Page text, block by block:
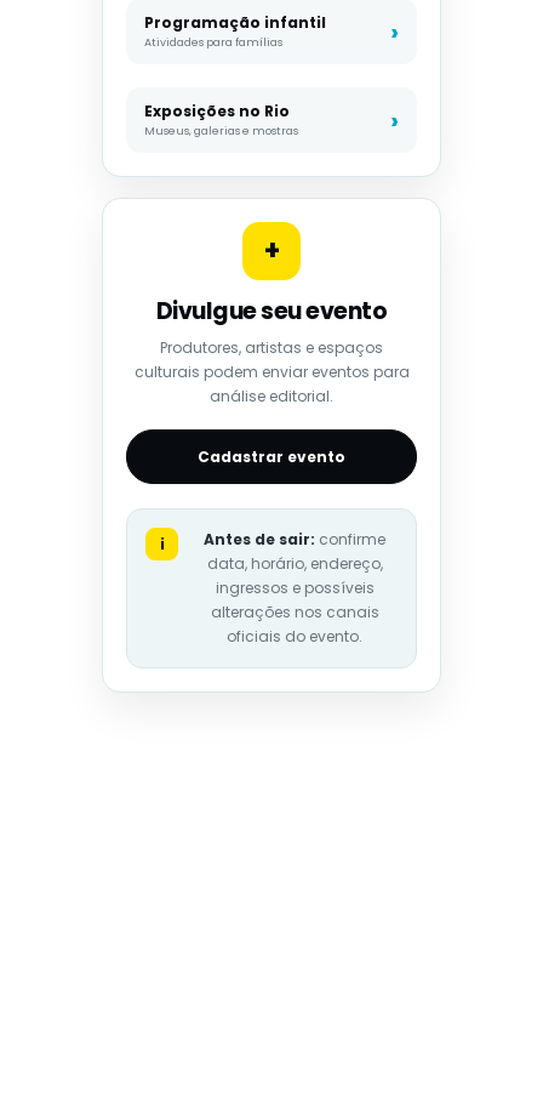
Programação infantil
Atividades para famílias
Exposições no Rio
Museus, galerias e mostras
+
Divulgue seu evento
Produtores, artistas e espaços
culturais podem enviar eventos para
análise editorial.
Cadastrar evento
i Antes de sair: confirme
data, horário, endereço,
ingressos e possíveis
alterações nos canais
oficiais do evento.